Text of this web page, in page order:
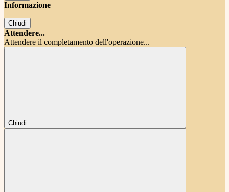
Informazione
Chiudi
Attendere...
Attendere il completamento dell'operazione...
Chiudi